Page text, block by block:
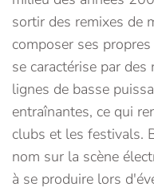
sortir des remixes de
composer ses
se caractérise par
lignes de basse
entraînantes, ce qui
clubs et les festivals.
nom sur la scène
à se produire lors